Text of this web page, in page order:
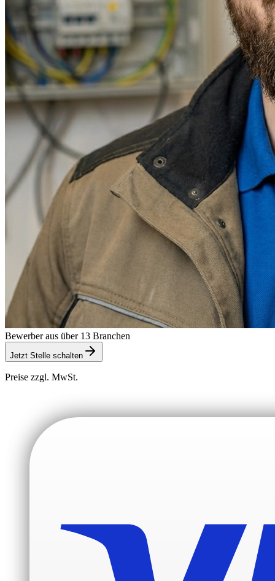
Bewerber aus über 13 Branchen
Jetzt Stelle schalten
Preise zzgl. MwSt.